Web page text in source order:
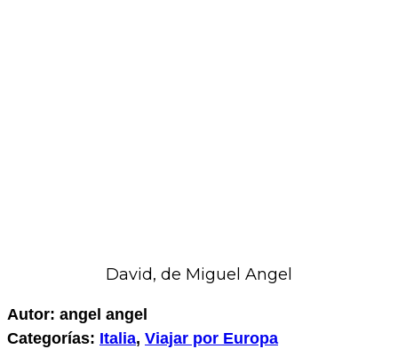
David, de Miguel Angel
Autor: angel angel
Categorías: Italia, Viajar por Europa